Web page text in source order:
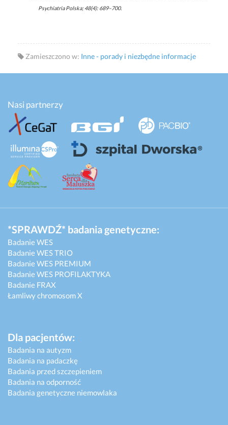
Psychiatria Polska; 48(4): 689–700.
Zamieszczono w: Inne - porady i niezbędne informacje
Nasi partnerzy
*SPRAWDŹ* badania genetyczne:
Badanie WES
Badanie WES TRIO
Badanie WES PREMIUM
Badanie WES PROFILAKTYKA
Badanie FRAX
Łamliwy chromosom X
Dla pacjentów:
Badania na autyzm
Badania na padaczkę
Badania przed szczepieniem
Badania na odporność
Badania genetyczne niemowlaka